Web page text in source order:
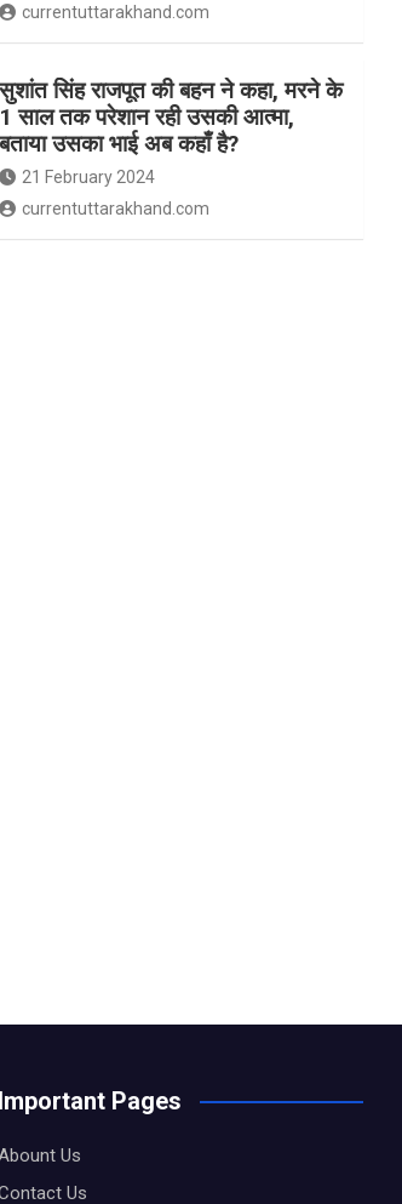
currentuttarakhand.com
सुशांत सिंह राजपूत की बहन ने कहा, मरने के
1 साल तक परेशान रही उसकी आत्मा,
बताया उसका भाई अब कहाँ है?
21 February 2024
currentuttarakhand.com
Important Pages
Us
Us